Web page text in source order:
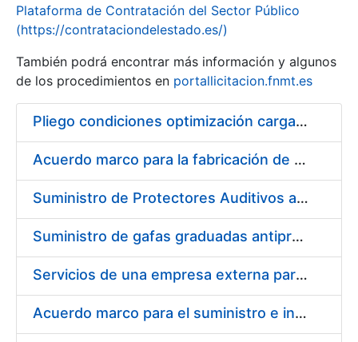
Show/Hide
Plataforma de Contratación del Sector Público
(https://contrataciondelestado.es/)
También podrá encontrar más información y algunos
de los procedimientos en portallicitacion.fnmt.es
Pliego condiciones optimización cargas compras firmado
Acuerdo marco para la fabricación de piezas
Suministro de Protectores Auditivos a medida para las personas trabajadoras de los Centros de Trabajo de Madrid y Burgos
Suministro de gafas graduadas antiproyecciones para los trabajadores de la FNMT-RCM en los centros de trabajo de Madrid y Burgos
Servicios de una empresa externa para el asesoramiento y resolución de los recursos de alzada que se presentan relacionados con procesos de selección para la FNMT-RCM
Acuerdo marco para el suministro e instalación de persianas, estores y otros complementos